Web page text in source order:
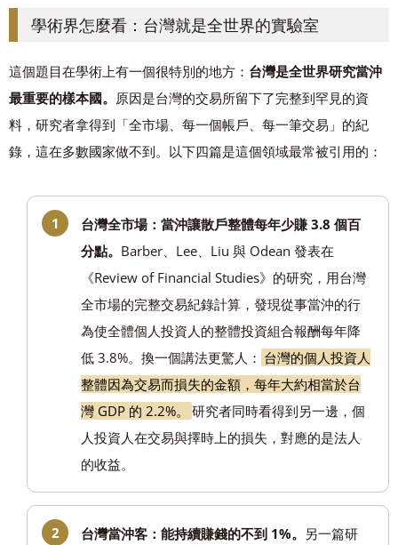
學術界怎麼看：台灣就是全世界的實驗室
這個題目在學術上有一個很特別的地方： 台灣是全世界研究當沖
最重要的樣本國。 原因是台灣的交易所留下了完整到罕見的資
料，研究者拿得到「全市場、每一個帳戶、每一筆交易」的紀
錄，這在多數國家做不到。以下四篇是這個領域最常被引用的：
台灣全市場：當沖讓散戶整體每年少賺 3.8 個百
分點。 Barber、Lee、Liu 與 Odean 發表在
《Review of Financial Studies》的研究，用台灣
全市場的完整交易紀錄計算，發現從事當沖的行
為使全體個人投資人的整體投資組合報酬每年降
低 3.8%。換一個講法更驚人： 台灣的個人投資人
整體因為交易而損失的金額，每年大約相當於台
灣 GDP 的 2.2%。
研究者同時看得到另一邊，個
人投資人在交易與擇時上的損失，對應的是法人
的收益。
台灣當沖客：能持續賺錢的不到 1%。 另一篇研